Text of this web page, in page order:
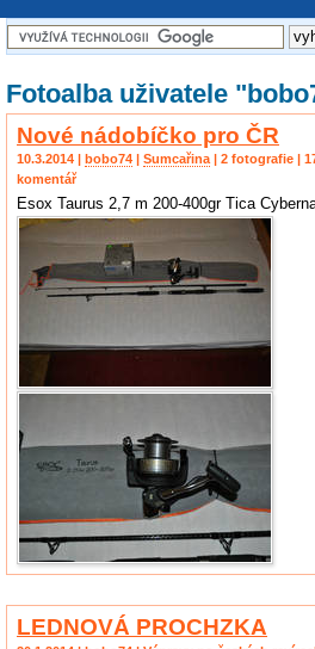
Fotoalba uživatele
Nové nádobíčko pro ČR
10.3.2014 | bobo74 | Sumcařina | 2 fotografie |
komentář
Esox Taurus 2,7 m 200-400gr Tica
LEDNOVÁ PROCHZKA